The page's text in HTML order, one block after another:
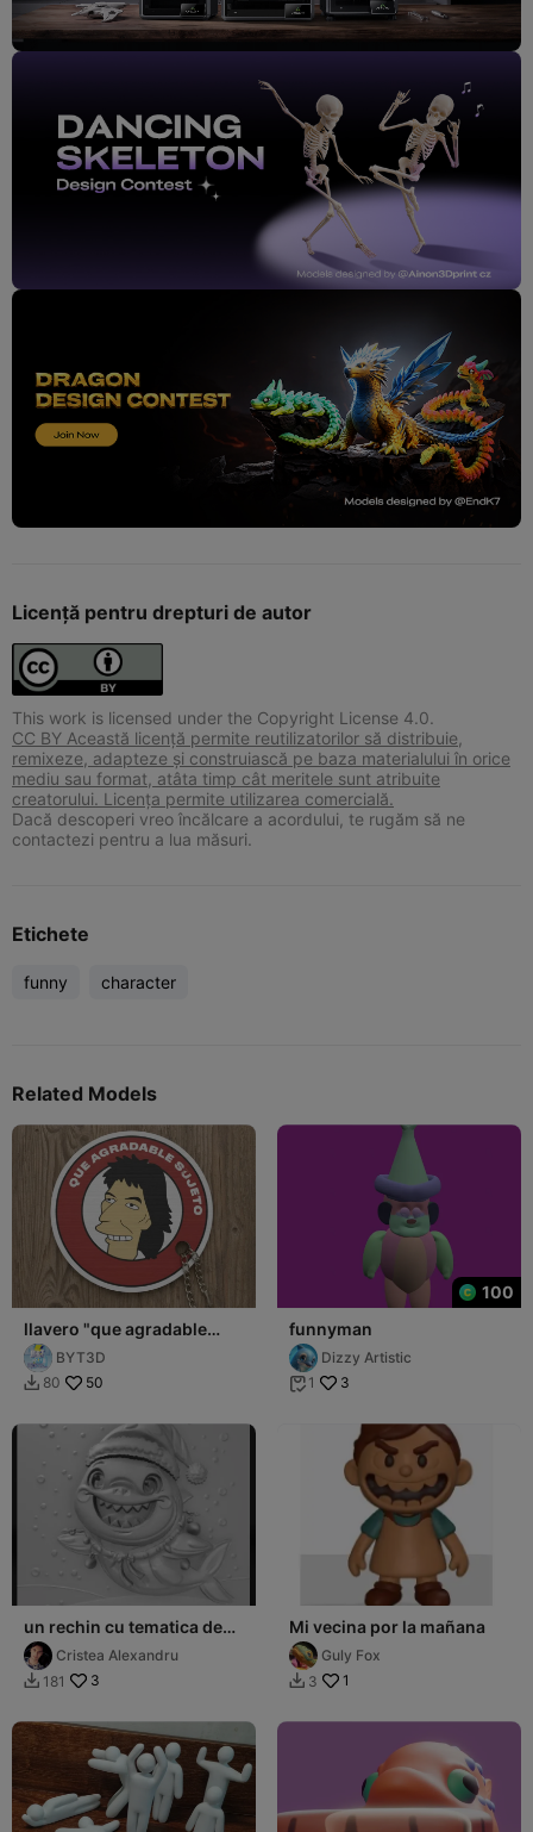
Licență pentru drepturi de autor
This work is licensed under the Copyright License 4.0.
CC BY Această licență permite reutilizatorilor să distribuie,
remixeze, adapteze și construiască pe baza materialului în orice
mediu sau format, atâta timp cât meritele sunt atribuite
creatorului. Licența permite utilizarea comercială.
Dacă descoperi vreo încălcare a acordului, te rugăm să ne
contactezi pentru a lua măsuri.
Etichete
funny character
Related Models
llavero "que agradable
sujeto"BYT3D
 80 50
100
funnyman
Dizzy Artistic
 1 3
un rechin cu tematica de
craciunCristea Alexandru
 181 3
Mi vecina por la mañana
Guly Fox
 3 1